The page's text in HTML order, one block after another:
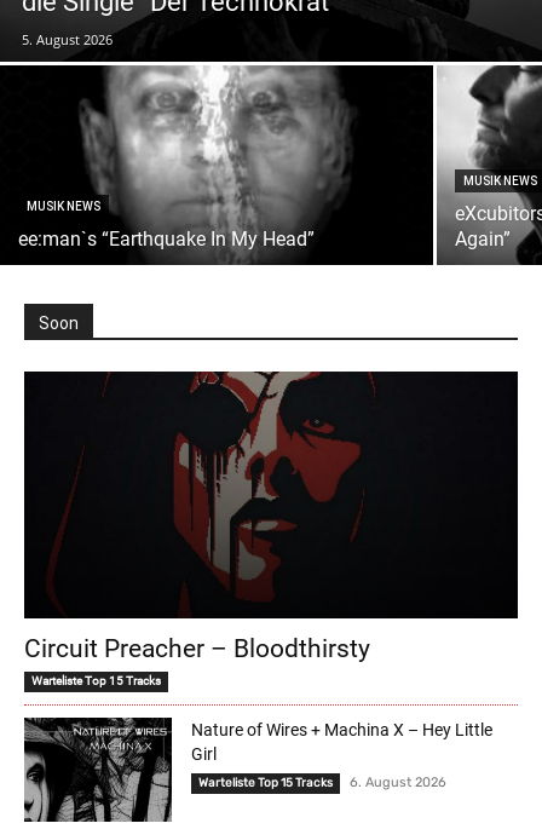
5. August 2026
MUSIK NEWS
ee:man`s “Earthquake In My Head”
MUSIK NEWS
Again”
Soon
Circuit Preacher – Bloodthirsty
Warteliste Top 15 Tracks
Nature of Wires + Machina X – Hey Little
Girl
Warteliste Top 15 Tracks 6. August 2026